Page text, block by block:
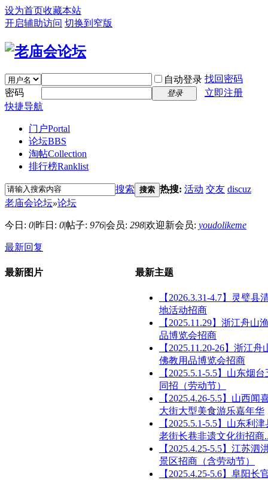
设为首页收藏本站
开启辅助访问 切换到窄版
自动登录 找回密码
密码
登录
立即注册
快捷导航
门户Portal
论坛BBS
淘帖Collection
排行榜Ranklist
搜索 搜索 热搜: 活动 交友 discuz
老庙会论坛»论坛
今日: 0|昨日: 0|帖子: 976|会员: 298|欢迎新会员: youdolikeme
最新回复
最新图片 最新主题
【2026.3.31-4.7】灵璧县
地活动招商
【2025.11.29】浙江舟山
品博览会招商
【2025.11.20-26】浙江舟
佛教用品博览会招商
【2025.5.1-5.5】山东烟
同招（劳动节）
【2025.4.26-5.5】山西闻
大街大型美食游乐嘉年华
【2025.5.1-5.5】山东利
老街长巷非遗文化街招商
【2025.4.25-5.5】江苏泗
景区招商（含劳动节）
【2025.4.25-5.6】阜阳长